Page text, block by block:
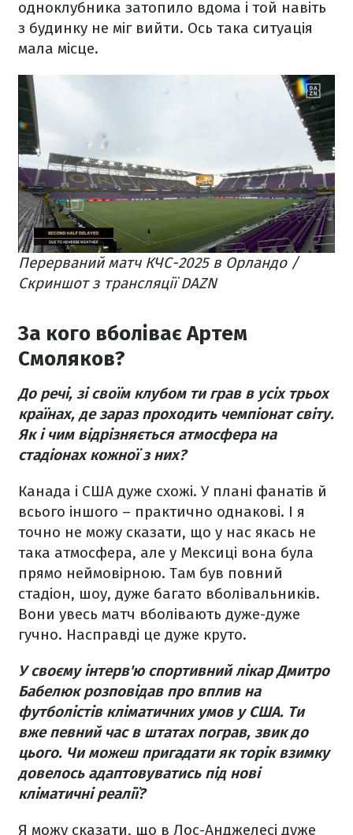
одноклубника затопило вдома і той навіть
з будинку не міг вийти. Ось така ситуація
мала місце.
Перерваний матч КЧС-2025 в Орландо /
Скриншот з трансляції DAZN
За кого вболіває Артем
Смоляков?
До речі, зі своїм клубом ти грав в усіх трьох
країнах, де зараз проходить чемпіонат світу.
Як і чим відрізняється атмосфера на
стадіонах кожної з них?
Канада і США дуже схожі. У плані фанатів й
всього іншого – практично однакові. І я
точно не можу сказати, що у нас якась не
така атмосфера, але у Мексиці вона була
прямо неймовірною. Там був повний
стадіон, шоу, дуже багато вболівальників.
Вони увесь матч вболівають дуже-дуже
гучно. Насправді це дуже круто.
У своєму інтерв'ю спортивний лікар Дмитро
Бабелюк розповідав про вплив на
футболістів кліматичних умов у США. Ти
вже певний час в штатах пограв, звик до
цього. Чи можеш пригадати як торік взимку
довелось адаптовуватись під нові
кліматичні реалії?
Я можу сказати, що в Лос-Анджелесі дуже